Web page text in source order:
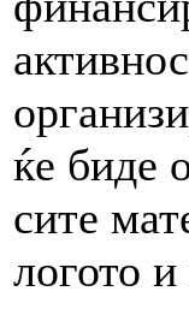
ќе биде
сите
логото